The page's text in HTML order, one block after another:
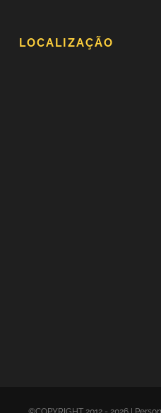
LOCALIZAÇÃO